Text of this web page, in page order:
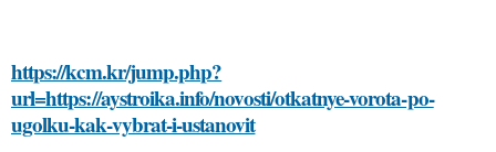
https://kcm.kr/jump.php?
url=https://aystroika.info/novosti/otkatnye-vorota-po-
ugolku-kak-vybrat-i-ustanovit